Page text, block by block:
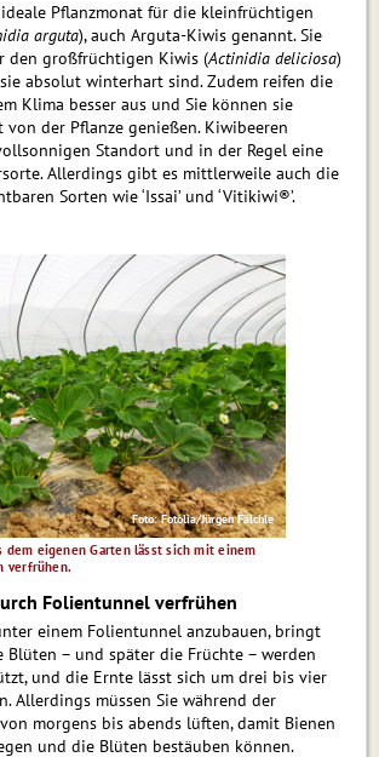
Pflanzmonat für die klein­früch­ti­gen
arguta), auch Arguta-Kiwis genannt. Sie
den großfrüchtigen Kiwis (Actinidia deliciosa)
absolut winterhart sind. Zudem reifen die
Klima besser aus und Sie können sie
der Pflanze genießen. Kiwibeeren
Standort und in der Regel eine
Allerdings gibt es mittlerweile auch die
Sorten wie ‘Issai’ und ‘Vitikiwi®’.
Foto: Fotolia/Jürgen Fälchle
dem eigenen Garten lässt sich mit einem
verfrühen.
Folientunnel verfrühen
einem Folientunnel anzubauen, bringt
Blüten – und später die Früchte – werden
und die Ernte lässt sich um drei bis vier
Allerdings müssen Sie während der
morgens bis abends lüften, damit Bienen
und die Blüten bestäuben können.